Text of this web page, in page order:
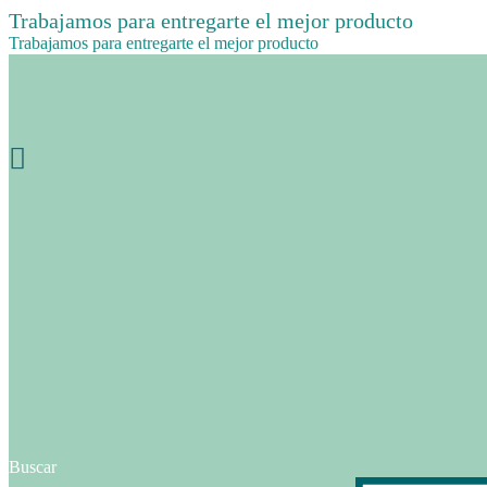
Trabajamos para entregarte el mejor producto
Trabajamos para entregarte el mejor producto
Buscar